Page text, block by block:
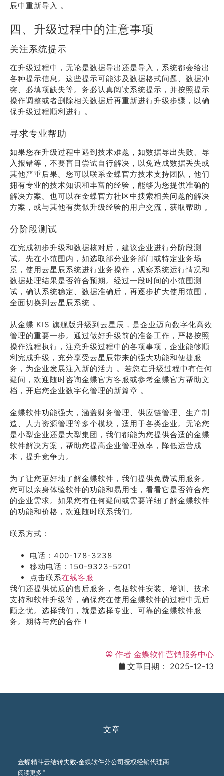
辰中重新导入 。
四、升级过程中的注意事项
关注系统提示
在升级过程中，无论是数据导出还是导入，系统都会给出
各种提示信息。这些提示可能涉及数据格式问题、数据冲
突、必填项缺失等。务必认真阅读系统提示，并按照提示
操作调整或者删除相关数据后再重新进行升级步骤，以确
保升级过程顺利进行 。
寻求专业帮助
如果您在升级过程中遇到技术难题，如数据导出失败、导
入报错等，不要盲目尝试自行解决，以免造成数据丢失或
其他严重后果。您可以联系金蝶官方技术支持团队，他们
拥有专业的技术知识和丰富的经验，能够为您提供准确的
解决方案。也可以在金蝶官方社区中搜索相关问题的解决
方案，或与其他有类似升级经验的用户交流，获取帮助 。
分阶段测试
在完成初步升级和数据核对后，建议企业进行分阶段测
试。先在小范围内，如选取部分业务部门或特定业务场
景，使用云星辰系统进行业务操作，观察系统运行情况和
数据处理结果是否符合预期。经过一段时间的小范围测
试，确认系统稳定、数据准确后，再逐步扩大使用范围，
全面切换到云星辰系统 。
从金蝶 KIS 旗舰版升级到云星辰，是企业迈向数字化高效
管理的重要一步。通过做好升级前的准备工作，严格按照
操作流程执行，注意升级过程中的各项事项，企业能够顺
利完成升级，充分享受云星辰带来的强大功能和便捷服
务，为企业发展注入新的活力 。若您在升级过程中有任何
疑问，欢迎随时咨询金蝶官方客服或参考金蝶官方帮助文
档，开启您企业数字化管理的新篇章 。
金蝶软件功能强大，涵盖财务管理、供应链管理、生产制
造、人力资源管理等多个模块，适用于各类企业。无论您
是小型企业还是大型集团，我们都能为您提供合适的金蝶
软件解决方案，帮助您提高企业管理效率，降低运营成
本，提升竞争力。
为了让您更好地了解金蝶软件，我们提供免费试用服务。
您可以亲身体验软件的功能和易用性，看看它是否符合您
的企业需求。如果您有任何疑问或需要详细了解金蝶软件
的功能和价格，欢迎随时联系我们。
联系方式：
电话：400-178-3238
移动电话：150-9323-5201
点击联系在线客服
我们还提供优质的售后服务，包括软件安装、培训、技术
支持和软件升级等，确保您在使用金蝶软件的过程中无后
顾之忧。选择我们，就是选择专业、可靠的金蝶软件服
务。期待与您的合作！
作者 金蝶软件营销服务中心
文章日期：
2025-12-13
文章
金蝶精斗云结转失败-金蝶软件分公司授权经销代理商
阅读更多 ”